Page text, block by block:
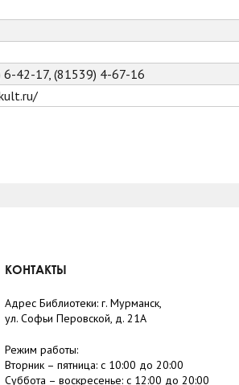
42-17, (81539) 4-67-16
КОНТАКТЫ
Адрес Библиотеки: г. Мурманск,
ул. Софьи Перовской, д. 21А
Режим работы:
Вторник – пятница: с 10:00 до 20:00
Суббота – воскресенье: c 12:00 до 20:00